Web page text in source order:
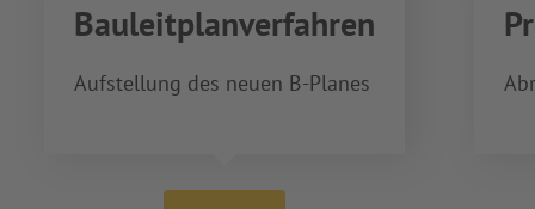
Bauleitplanverfahren
Aufstellung des neuen B-Planes